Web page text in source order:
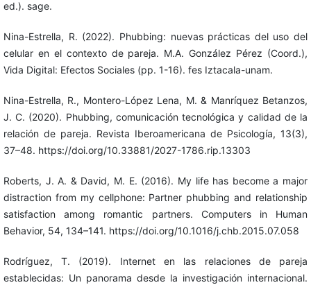
ed.). sage.
Nina-Estrella, R. (2022). Phubbing: nuevas prácticas del uso del
celular en el contexto de pareja. M.A. González Pérez (Coord.),
Vida Digital: Efectos Sociales (pp. 1-16). fes Iztacala-unam.
Nina-Estrella, R., Montero-López Lena, M. & Manríquez Betanzos,
J. C. (2020). Phubbing, comunicación tecnológica y calidad de la
relación de pareja. Revista Iberoamericana de Psicología, 13(3),
37–48. https://doi.org/10.33881/2027-1786.rip.13303
Roberts, J. A. & David, M. E. (2016). My life has become a major
distraction from my cellphone: Partner phubbing and relationship
satisfaction among romantic partners. Computers in Human
Behavior, 54, 134–141. https://doi.org/10.1016/j.chb.2015.07.058
Rodríguez, T. (2019). Internet en las relaciones de pareja
establecidas: Un panorama desde la investigación internacional.